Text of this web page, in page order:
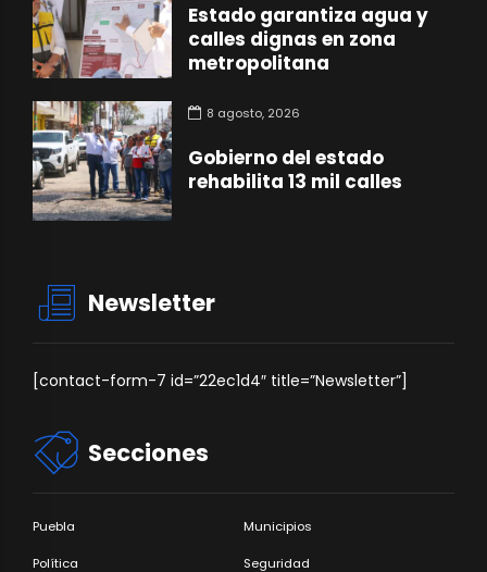
Estado garantiza agua y
calles dignas en zona
metropolitana
8 agosto, 2026
Gobierno del estado
rehabilita 13 mil calles
Newsletter
[contact-form-7 id=”22ec1d4″ title=”Newsletter”]
Secciones
Puebla Municipios
Política Seguridad